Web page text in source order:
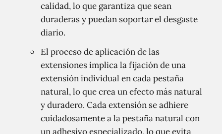
calidad, lo que garantiza que sean
duraderas y puedan soportar el desgaste
diario.
El proceso de aplicación de las
extensiones implica la fijación de una
extensión individual en cada pestaña
natural, lo que crea un efecto más natural
y duradero. Cada extensión se adhiere
cuidadosamente a la pestaña natural con
un adhesivo especializado, lo que evita